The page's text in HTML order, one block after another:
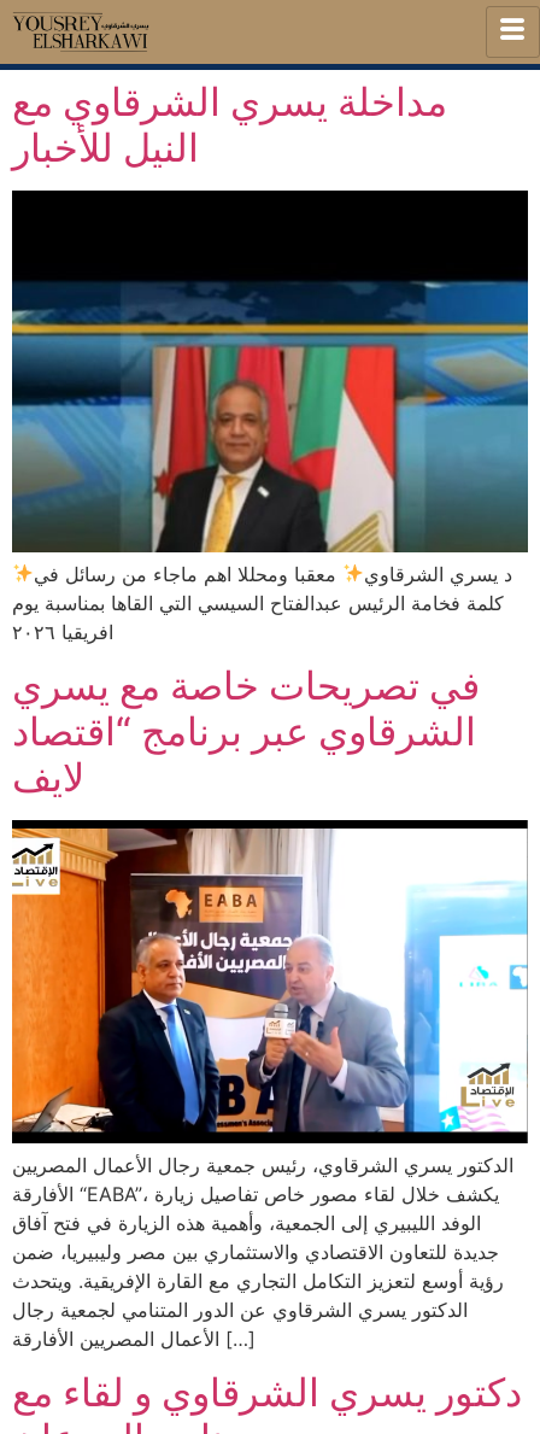
مداخلة يسري الشرقاوي مع
النيل للأخبار
د يسري الشرقاوي
معقبا ومحللا اهم ماجاء من رسائل في
كلمة فخامة الرئيس عبدالفتاح السيسي التي القاها بمناسبة يوم
افريقيا ٢٠٢٦
في تصريحات خاصة مع يسري
الشرقاوي عبر برنامج “اقتصاد
لايف
الدكتور يسري الشرقاوي، رئيس جمعية رجال الأعمال المصريين
الأفارقة “EABA”، يكشف خلال لقاء مصور خاص تفاصيل زيارة
الوفد الليبيري إلى الجمعية، وأهمية هذه الزيارة في فتح آفاق
جديدة للتعاون الاقتصادي والاستثماري بين مصر وليبيريا، ضمن
رؤية أوسع لتعزيز التكامل التجاري مع القارة الإفريقية. ويتحدث
الدكتور يسري الشرقاوي عن الدور المتنامي لجمعية رجال
الأعمال المصريين الأفارقة […]
دكتور يسري الشرقاوي و لقاء مع